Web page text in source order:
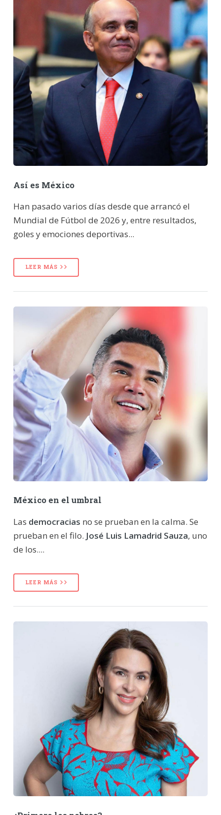
Así es México
Han pasado varios días desde que arrancó el
Mundial de Fútbol de 2026 y, entre resultados,
goles y emociones deportivas...
LEER MÁS
México en el umbral
Las democracias no se prueban en la calma. Se
prueban en el filo. José Luis Lamadrid Sauza, uno
de los....
LEER MÁS